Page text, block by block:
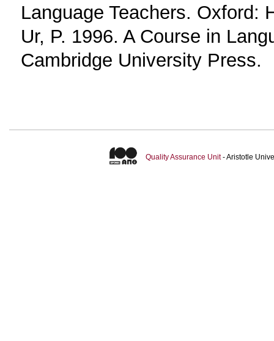
Language Teachers. Oxford:
Ur, P. 1996. A Course in
Cambridge University Press.
Quality Assurance Unit- Aristotle